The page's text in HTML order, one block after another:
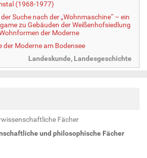
(1968-1977)
Suche nach der „Wohnmaschine“ – ein
zu Gebäuden der Weißenhofsiedlung
der Moderne
der Moderne am Bodensee
Landeskunde, Landesgeschichte
Fächer
und philosophische Fächer